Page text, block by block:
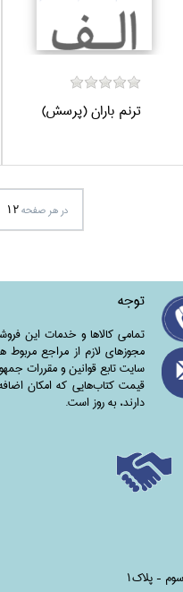
ترنم باران (پرسش)
در هر صفحه12
توجه
تمامی‌ کالاها و خدمات این
مجوزهای لازم از مراجع مربوط
سایت تابع قوانین و مقررات
قیمت کتاب‌هایی که امکان
دارند،‌ به روز است.
- پلاک1